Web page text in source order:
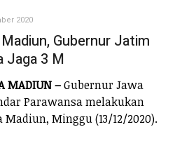
2020
Gubernur Jatim
Jaga 3 M
MADIUN –Gubernur Jawa
Parawansa melakukan
Minggu (13/12/2020).